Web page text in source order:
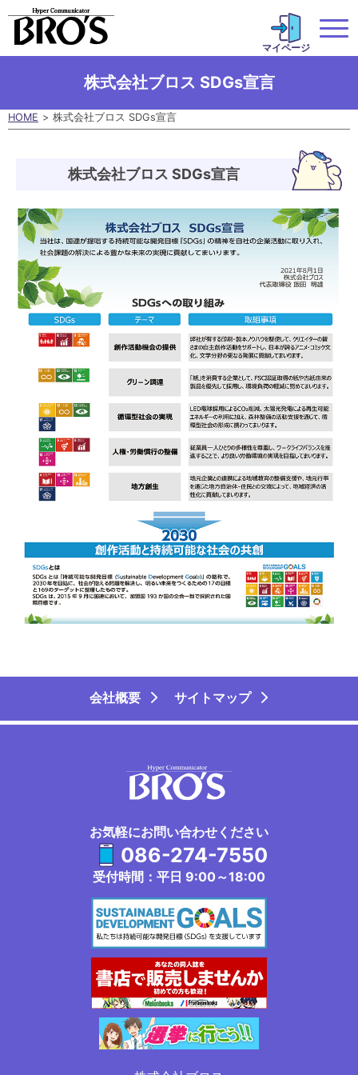
マイページ
株式会社ブロス SDGs宣言
HOME 株式会社ブロス SDGs宣言
株式会社ブロス SDGs宣言
会社概要 サイトマップ
お気軽にお問い合わせください
086-274-7550
受付時間：平日 9:00～18:00